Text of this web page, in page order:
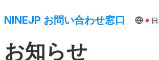
NINEJP お問い合わせ窓口
お知らせ